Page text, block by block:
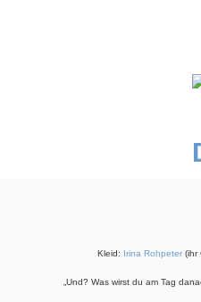
Kleid: Irina Rohpeter (ihr
„Und? Was wirst du am Tag